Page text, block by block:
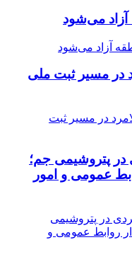
می‌شود
در لامرد در مسیر ثبت ملی
در پتروشیمی جم؛
عمومی و امور